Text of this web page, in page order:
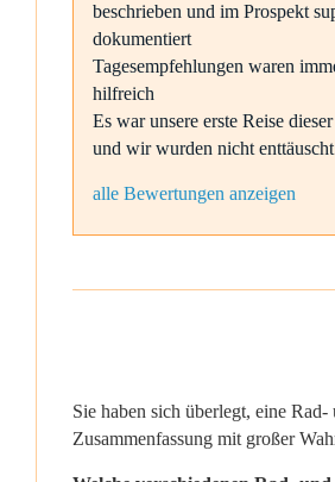
beschrieben und im Prospekt
dokumentiert
Tagesempfehlungen waren
hilfreich
Es war unsere erste Reise
und wir wurden nicht
alle Bewertungen anzeigen
Sie haben sich überlegt, eine
Zusammenfassung mit großer